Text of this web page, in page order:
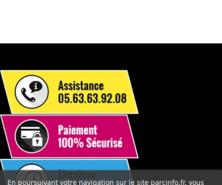
En poursuivant votre navigation sur le site parcinfo.fr, vous